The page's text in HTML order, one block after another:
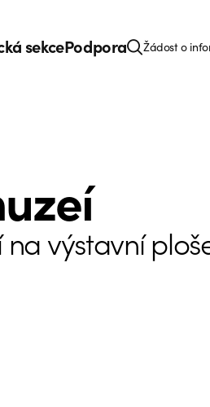
sekcePodpora Žádost o
výstavní